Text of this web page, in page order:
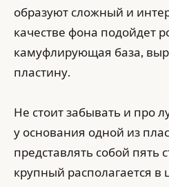
образуют сложный и
качестве фона подойдет
камуфлирующая база,
пластину.
Не стоит забывать и про
у основания одной из
представлять собой пять
крупный располагается в